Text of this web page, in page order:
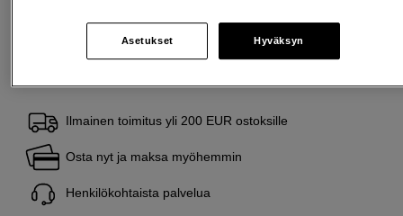
Ilmainen toimitus yli 200 EUR ostoksille
Osta nyt ja maksa myöhemmin
Henkilökohtaista palvelua
Asetukset Hyväksyn